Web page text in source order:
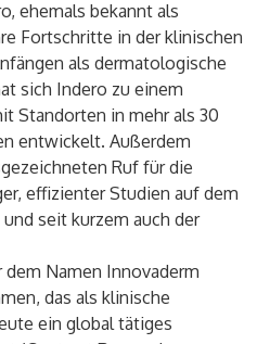
ehemals bekannt als
Fortschritte in der klinischen
als dermatologische
sich Indero zu einem
Standorten in mehr als 30
entwickelt. Außerdem
Ruf für die
effizienter Studien auf dem
seit kurzem auch der
Namen Innovaderm
das als klinische
ein global tätiges